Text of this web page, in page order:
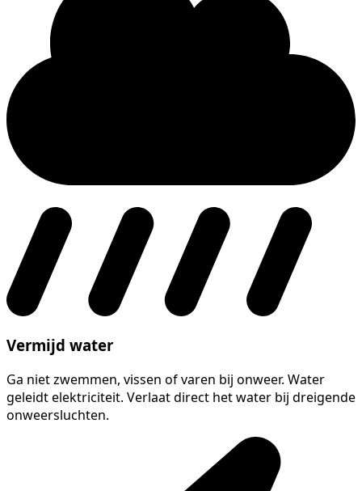
Vermijd water
Ga niet zwemmen, vissen of varen bij onweer. Water
geleidt elektriciteit. Verlaat direct het water bij dreigende
onweersluchten.